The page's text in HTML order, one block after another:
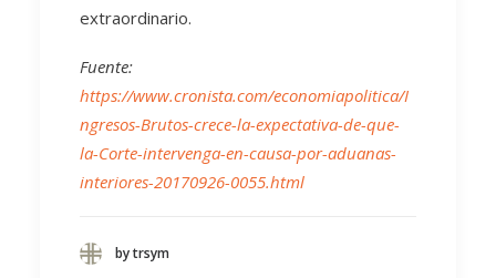
extraordinario.
Fuente:
https://www.cronista.com/economiapolitica/I
ngresos-Brutos-crece-la-expectativa-de-que-
la-Corte-intervenga-en-causa-por-aduanas-
interiores-20170926-0055.html
by trsym